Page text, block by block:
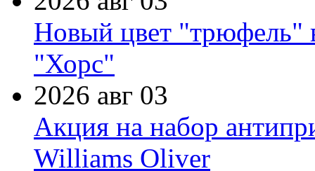
Новый цвет "трюфель"
"Хорс"
2026 авг 03
Акция на набор
Williams Oliver